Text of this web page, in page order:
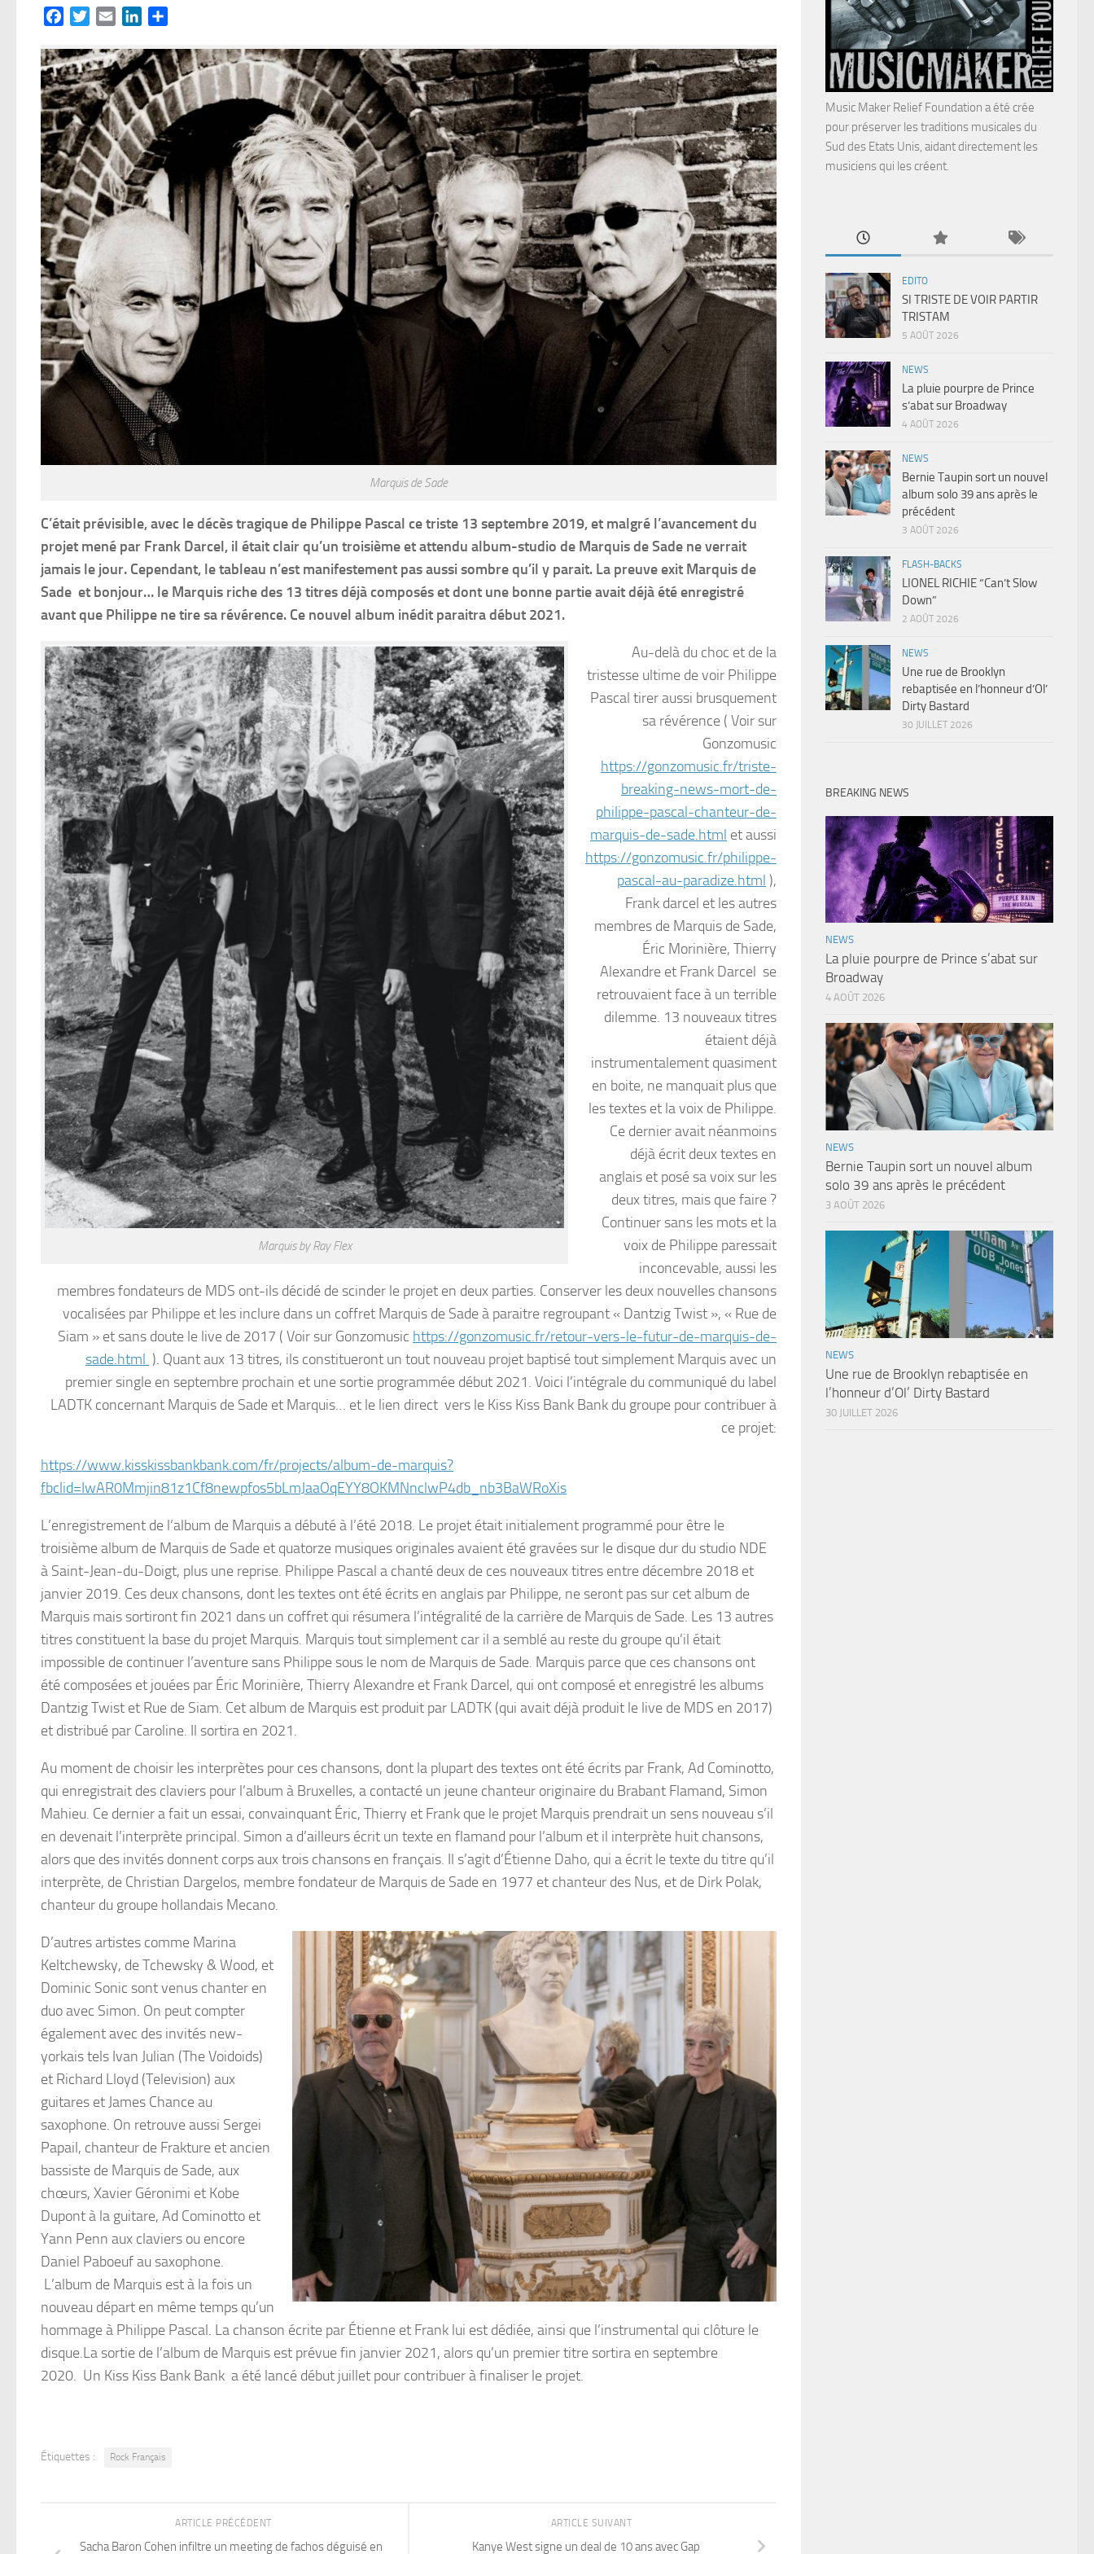
FacebookTwitterEmail LinkedIn
Marquis de Sade
C’était prévisible, avec le décès tragique de Philippe Pascal ce triste 13 septembre 2019, et malgré l’avancement du
projet mené par Frank Darcel, il était clair qu’un troisième et attendu album-studio de Marquis de Sade ne verrait
jamais le jour. Cependant, le tableau n’est manifestement pas aussi sombre qu’il y parait. La preuve exit Marquis de
Sade et bonjour… le Marquis riche des 13 titres déjà composés et dont une bonne partie avait déjà été enregistré
avant que Philippe ne tire sa révérence. Ce nouvel album inédit paraitra début 2021.
Marquis by Ray Flex
Au-delà du choc et de la
tristesse ultime de voir Philippe
Pascal tirer aussi brusquement
sa révérence ( Voir sur
Gonzomusic
https://gonzomusic.fr/triste-
breaking-news-mort-de-
philippe-pascal-chanteur-de-
marquis-de-sade.html et aussi
https://gonzomusic.fr/philippe-
pascal-au-paradize.html ),
Frank darcel et les autres
membres de Marquis de Sade,
Éric Morinière, Thierry
Alexandre et Frank Darcel se
retrouvaient face à un terrible
dilemme. 13 nouveaux titres
étaient déjà
instrumentalement quasiment
en boite, ne manquait plus que
les textes et la voix de Philippe.
Ce dernier avait néanmoins
déjà écrit deux textes en
anglais et posé sa voix sur les
deux titres, mais que faire ?
Continuer sans les mots et la
voix de Philippe paressait
inconcevable, aussi les
membres fondateurs de MDS ont-ils décidé de scinder le projet en deux parties. Conserver les deux nouvelles chansons
vocalisées par Philippe et les inclure dans un coffret Marquis de Sade à paraitre regroupant « Dantzig Twist », « Rue de
Siam » et sans doute le live de 2017 ( Voir sur Gonzomusic https://gonzomusic.fr/retour-vers-le-futur-de-marquis-de-
sade.html ). Quant aux 13 titres, ils constitueront un tout nouveau projet baptisé tout simplement Marquis avec un
premier single en septembre prochain et une sortie programmée début 2021. Voici l’intégrale du communiqué du label
LADTK concernant Marquis de Sade et Marquis… et le lien direct vers le Kiss Kiss Bank Bank du groupe pour contribuer à
ce projet:
https://www.kisskissbankbank.com/fr/projects/album-de-marquis?
fbclid=IwAR0Mmjin81z1Cf8newpfos5bLmJaaOqEYY8OKMNnclwP4db_nb3BaWRoXis
L’enregistrement de l’album de Marquis a débuté à l’été 2018. Le projet était initialement programmé pour être le
troisième album de Marquis de Sade et quatorze musiques originales avaient été gravées sur le disque dur du studio NDE
à Saint-Jean-du-Doigt, plus une reprise. Philippe Pascal a chanté deux de ces nouveaux titres entre décembre 2018 et
janvier 2019. Ces deux chansons, dont les textes ont été écrits en anglais par Philippe, ne seront pas sur cet album de
Marquis mais sortiront fin 2021 dans un coffret qui résumera l’intégralité de la carrière de Marquis de Sade. Les 13 autres
titres constituent la base du projet Marquis. Marquis tout simplement car il a semblé au reste du groupe qu’il était
impossible de continuer l’aventure sans Philippe sous le nom de Marquis de Sade. Marquis parce que ces chansons ont
été composées et jouées par Éric Morinière, Thierry Alexandre et Frank Darcel, qui ont composé et enregistré les albums
Dantzig Twist et Rue de Siam. Cet album de Marquis est produit par LADTK (qui avait déjà produit le live de MDS en 2017)
et distribué par Caroline. Il sortira en 2021.
Au moment de choisir les interprètes pour ces chansons, dont la plupart des textes ont été écrits par Frank, Ad Cominotto,
qui enregistrait des claviers pour l’album à Bruxelles, a contacté un jeune chanteur originaire du Brabant Flamand, Simon
Mahieu. Ce dernier a fait un essai, convainquant Éric, Thierry et Frank que le projet Marquis prendrait un sens nouveau s’il
en devenait l’interprète principal. Simon a d’ailleurs écrit un texte en flamand pour l’album et il interprète huit chansons,
alors que des invités donnent corps aux trois chansons en français. Il s’agit d’Étienne Daho, qui a écrit le texte du titre qu’il
interprète, de Christian Dargelos, membre fondateur de Marquis de Sade en 1977 et chanteur des Nus, et de Dirk Polak,
chanteur du groupe hollandais Mecano.
D’autres artistes comme Marina
Keltchewsky, de Tchewsky & Wood, et
Dominic Sonic sont venus chanter en
duo avec Simon. On peut compter
également avec des invités new-
yorkais tels Ivan Julian (The Voidoids)
et Richard Lloyd (Television) aux
guitares et James Chance au
saxophone. On retrouve aussi Sergei
Papail, chanteur de Frakture et ancien
bassiste de Marquis de Sade, aux
chœurs, Xavier Géronimi et Kobe
Dupont à la guitare, Ad Cominotto et
Yann Penn aux claviers ou encore
Daniel Paboeuf au saxophone.
L’album de Marquis est à la fois un
nouveau départ en même temps qu’un
hommage à Philippe Pascal. La chanson écrite par Étienne et Frank lui est dédiée, ainsi que l’instrumental qui clôture le
disque.La sortie de l’album de Marquis est prévue fin janvier 2021, alors qu’un premier titre sortira en septembre
2020. Un Kiss Kiss Bank Bank a été lancé début juillet pour contribuer à finaliser le projet.
Étiquettes : Rock Français
ARTICLE SUIVANT
Kanye West signe un deal de 10 ans avec Gap
ARTICLE PRÉCÉDENT
Sacha Baron Cohen infiltre un meeting de fachos déguisé en
Music Maker Relief Foundation a été crée
pour préserver les traditions musicales du
Sud des Etats Unis, aidant directement les
musiciens qui les créent.
EDITO
SI TRISTE DE VOIR PARTIR
TRISTAM
5 AOÛT 2026
NEWS
La pluie pourpre de Prince
s’abat sur Broadway
4 AOÛT 2026
NEWS
Bernie Taupin sort un nouvel
album solo 39 ans après le
précédent
3 AOÛT 2026
FLASH-BACKS
LIONEL RICHIE “Can’t Slow
Down”
2 AOÛT 2026
NEWS
Une rue de Brooklyn
rebaptisée en l’honneur d’Ol’
Dirty Bastard
30 JUILLET 2026
BREAKING NEWS
NEWS
La pluie pourpre de Prince s’abat sur
Broadway
4 AOÛT 2026
NEWS
Bernie Taupin sort un nouvel album
solo 39 ans après le précédent
3 AOÛT 2026
NEWS
Une rue de Brooklyn rebaptisée en
l’honneur d’Ol’ Dirty Bastard
30 JUILLET 2026